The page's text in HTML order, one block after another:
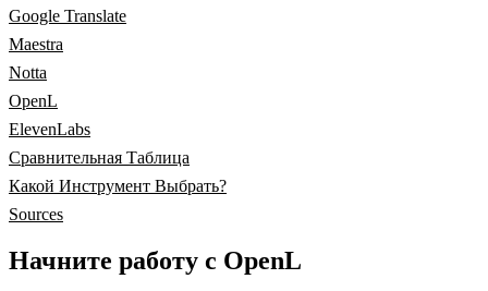
Google Translate
Maestra
Notta
OpenL
ElevenLabs
Сравнительная Таблица
Какой Инструмент Выбрать?
Sources
Начните работу с OpenL